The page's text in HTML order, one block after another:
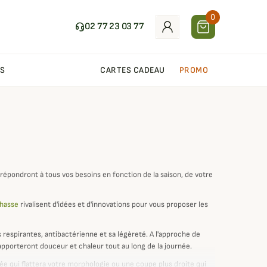
02 77 23 03 77
0
CARTES CADEAU PROMO
à tous vos besoins en fonction de la saison, de votre
rivalisent d'idées et d'innovations pour vous proposer les
antibactérienne et sa légèreté. A l'approche de
douceur et chaleur tout au long de la journée.
qui flattera votre morphologie ou une coupe plus droite qui